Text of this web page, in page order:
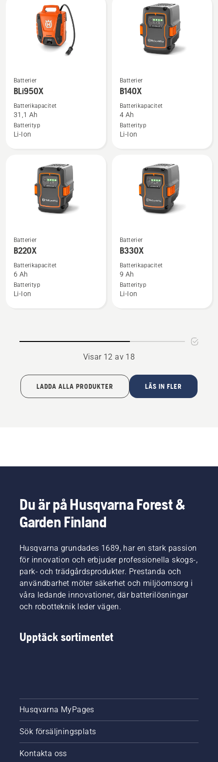
Se
mer
om
BLi950X
Batterier
BLi950X
Batterikapacitet
31,1 Ah
Batterityp
Li-Ion
Se
mer
om
B140X
Batterier
B140X
Batterikapacitet
4 Ah
Batterityp
Li-Ion
Se
mer
om
B220X
Batterier
B220X
Batterikapacitet
6 Ah
Batterityp
Li-Ion
Se
mer
om
B330X
Batterier
B330X
Batterikapacitet
9 Ah
Batterityp
Li-Ion
Visar 12 av 18
LADDA ALLA PRODUKTER LÄS IN FLER
Du är på Husqvarna Forest &
Garden Finland
Husqvarna grundades 1689, har en stark passion
för innovation och erbjuder professionella skogs-,
park- och trädgårdsprodukter. Prestanda och
användbarhet möter säkerhet och miljöomsorg i
våra ledande innovationer, där batterilösningar
och robotteknik leder vägen.
Upptäck sortimentet
Husqvarna MyPages
Sök försäljningsplats
Kontakta oss